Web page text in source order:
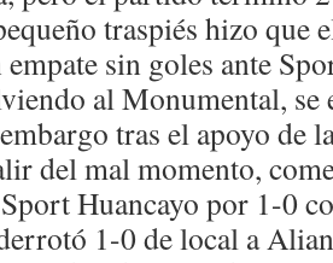
traspiés hizo que
sin goles ante
al Monumental,
tras el apoyo de
del mal momento,
Huancayo por 1-0
1-0 de local a